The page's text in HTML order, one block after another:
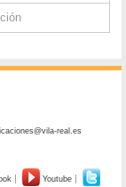
real.es
Youtube